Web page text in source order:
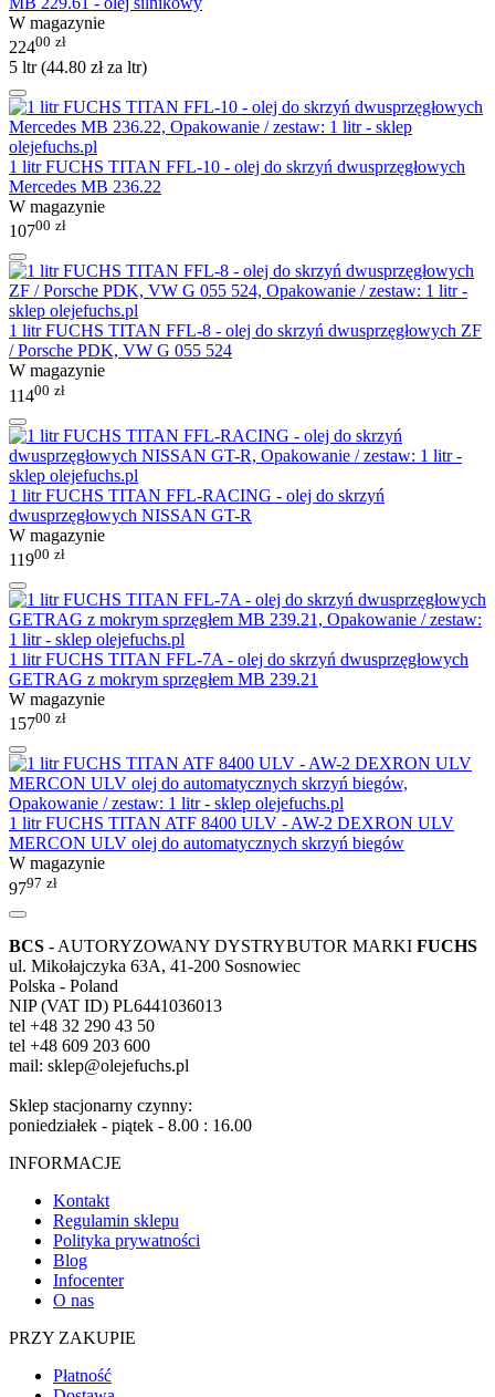
W magazynie
22400 zł
5 ltr (44.80 złza ltr)
1 litr FUCHS TITAN FFL-10 - olej do skrzyń dwusprzęgłowych
Mercedes MB 236.22
W magazynie
10700 zł
1 litr FUCHS TITAN FFL-8 - olej do skrzyń dwusprzęgłowych ZF
/ Porsche PDK, VW G 055 524
W magazynie
11400 zł
1 litr FUCHS TITAN FFL-RACING - olej do skrzyń
dwusprzęgłowych NISSAN GT-R
W magazynie
11900 zł
1 litr FUCHS TITAN FFL-7A - olej do skrzyń dwusprzęgłowych
GETRAG z mokrym sprzęgłem MB 239.21
W magazynie
15700 zł
1 litr FUCHS TITAN ATF 8400 ULV - AW-2 DEXRON ULV
MERCON ULV olej do automatycznych skrzyń biegów
W magazynie
9797 zł
BCS - AUTORYZOWANY DYSTRYBUTOR MARKI FUCHS
ul. Mikołajczyka 63A, 41-200 Sosnowiec
Polska - Poland
NIP (VAT ID) PL6441036013
tel +48 32 290 43 50
tel +48 609 203 600
mail: sklep@olejefuchs.pl
Sklep stacjonarny czynny:
poniedziałek - piątek - 8.00 : 16.00
INFORMACJE
Kontakt
Regulamin sklepu
Polityka prywatności
Blog
Infocenter
O nas
PRZY ZAKUPIE
Płatność